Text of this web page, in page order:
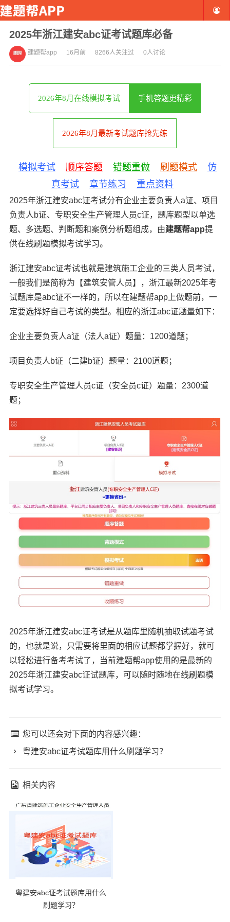
2025年浙江建安abc证考试题库必备
建题帮app 16月前 8266人关注过 0人讨论
2026年8月在线模拟考试 手机答题更精彩
2026年8月最新考试题库抢先练
模拟考试 顺序答题 错题重做 刷题模式
仿
真考试
章节练习 重点资料
2025年浙江建安abc证考试分有企业主要负责人a证、项目
负责人b证、专职安全生产管理人员c证，题库题型以单选
题、多选题、判断题和案例分析题组成，由建题帮app提
供在线刷题模拟考试学习。
浙江建安abc证考试也就是建筑施工企业的三类人员考试，
一般我们是简称为【建筑安管人员】，浙江最新2025年考
试题库是abc证不一样的，所以在建题帮app上做题前，一
定要选择好自己考试的类型。相应的浙江abc证题量如下：
企业主要负责人a证（法人a证）题量：1200道题；
项目负责人b证（二建b证）题量：2100道题；
专职安全生产管理人员c证（安全员c证）题量：2300道
题；
2025年浙江建安abc证考试是从题库里随机抽取试题考试
的，也就是说，只需要将里面的相应试题都掌握好，就可
以轻松进行备考考试了，当前建题帮app使用的是最新的
2025年浙江建安abc证试题库，可以随时随地在线刷题模
拟考试学习。
您可以还会对下面的内容感兴趣：
粤建安abc证考试题库用什么刷题学习？
相关内容
粤建安abc证考试题库用什么
刷题学习？